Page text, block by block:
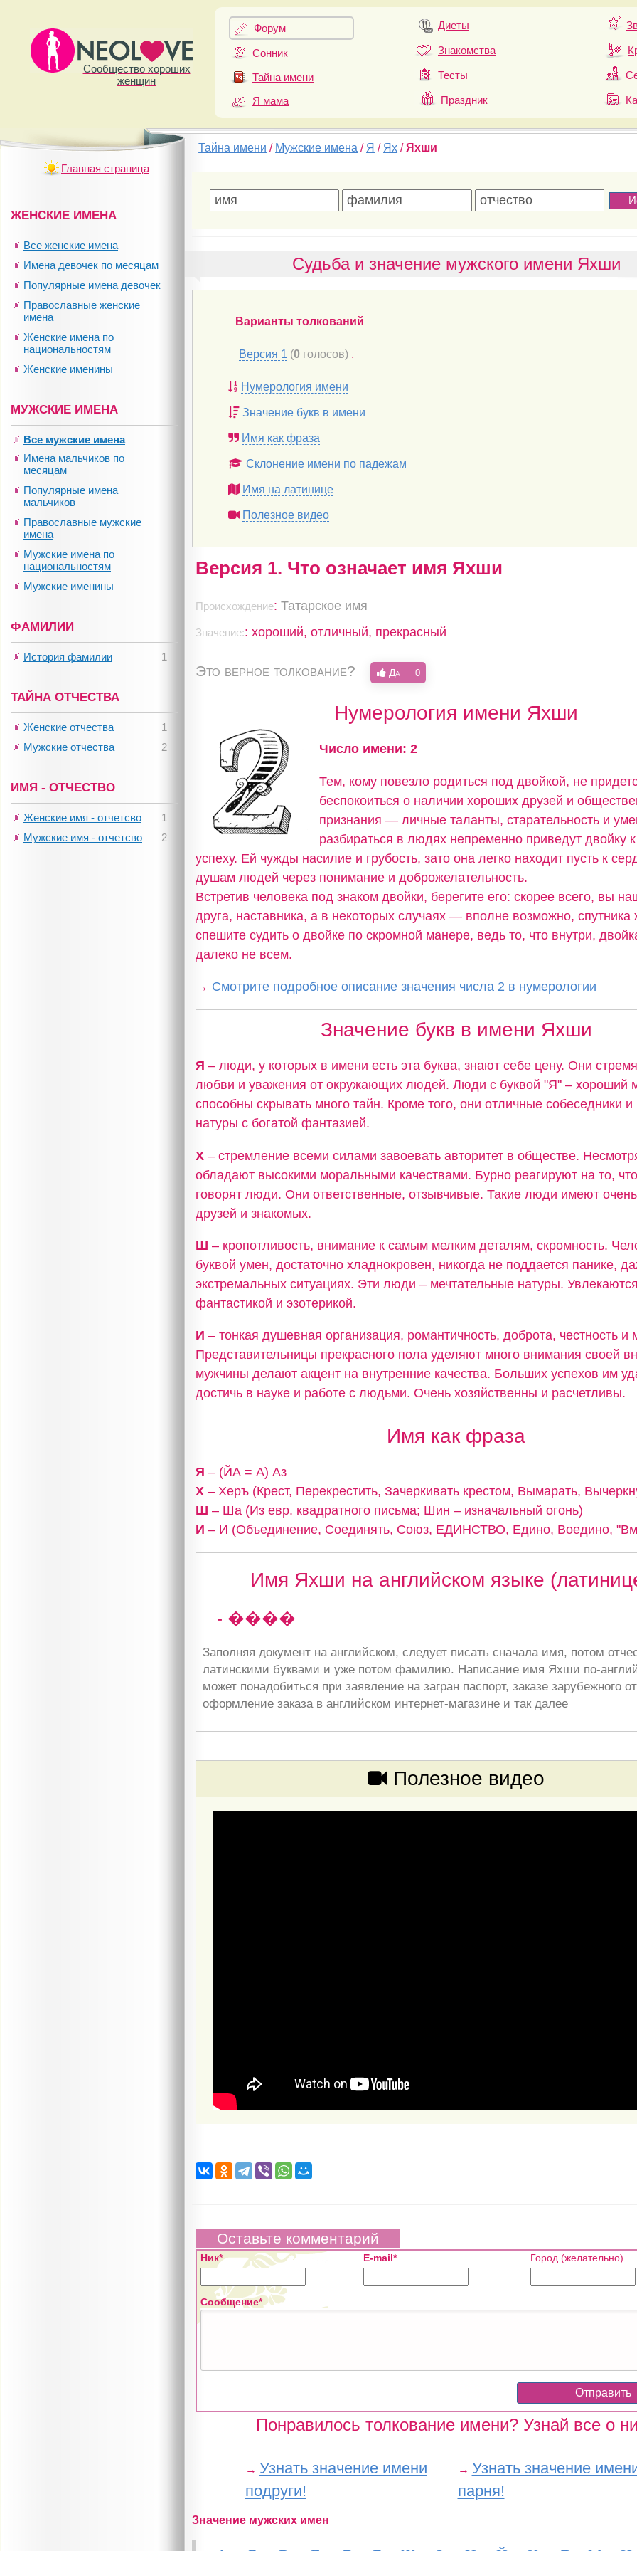
Сообщество хороших
женщин
Форум
Сонник
Тайна имени
Я мама
Диеты
Знакомства
Тесты
Праздник
Тайна имени / Мужские имена / Я / Ях /Яхши
Судьба и значение мужского имени Яхши
Варианты толкований
Версия 1 (0 голосов) ,
Нумерология имени
Значение букв в имени
Имя как фраза
Склонение имени по падежам
Имя на латинице
Полезное видео
Версия 1. Что означает имя Яхши
Происхождение:Татарское имя
Значение:: хороший, отличный, прекрасный
Это верное толкование? Да 0
Нумерология имени Яхши
Число имени: 2
Тем, кому повезло родиться под двойкой, не
беспокоиться о наличии хороших друзей и
признания — личные таланты, старательность и
разбираться в людях непременно приведут двойку
успеху. Ей чужды насилие и грубость, зато она легко находит пусть к
душам людей через понимание и доброжелательность.
Встретив человека под знаком двойки, берегите его: скорее всего, вы
друга, наставника, а в некоторых случаях — вполне возможно, спутника
спешите судить о двойке по скромной манере, ведь то, что внутри,
далеко не всем.
→ Смотрите подробное описание значения числа 2 в нумерологии
Значение букв в имени Яхши
Я – люди, у которых в имени есть эта буква, знают себе цену. Они
любви и уважения от окружающих людей. Люди с буквой "Я" – хороший
способны скрывать много тайн. Кроме того, они отличные собеседники
натуры с богатой фантазией.
Х – стремление всеми силами завоевать авторитет в обществе.
обладают высокими моральными качествами. Бурно реагируют на то,
говорят люди. Они ответственные, отзывчивые. Такие люди имеют
друзей и знакомых.
Ш – кропотливость, внимание к самым мелким деталям, скромность.
буквой умен, достаточно хладнокровен, никогда не поддается панике,
экстремальных ситуациях. Эти люди – мечтательные натуры. Увлекаются
фантастикой и эзотерикой.
И – тонкая душевная организация, романтичность, доброта, честность
Представительницы прекрасного пола уделяют много внимания своей
мужчины делают акцент на внутренние качества. Больших успехов им
достичь в науке и работе с людьми. Очень хозяйственны и расчетливы.
Имя как фраза
Я – (ЙА = А) Аз
Х – Херъ (Крест, Перекрестить, Зачеркивать крестом, Вымарать,
Ш – Ша (Из евр. квадратного письма; Шин – изначальный огонь)
И – И (Объединение, Соединять, Союз, ЕДИНСТВО, Едино, Воедино,
Имя Яхши на английском языке
- ����
Заполняя документ на английском, следует писать сначала имя, потом
латинскими буквами и уже потом фамилию. Написание имя Яхши по-
может понадобиться при заявление на загран паспорт, заказе зарубежного
оформление заказа в английском интернет-магазине и так далее
Полезное видео
Оставьте комментарий
Ник* E-mail* Город (желательно)
Сообщение*
Понравилось толкование имени? Узнай все о
→ Узнать значение имени
подруги!
→ Узнать значение
парня!
Значение мужских имен
Главная страница
ЖЕНСКИЕ ИМЕНА
Все женские имена
Имена девочек по месяцам
Популярные имена девочек
Православные женские
имена
Женские имена по
национальностям
Женские именины
МУЖСКИЕ ИМЕНА
Все мужские имена
Имена мальчиков по
месяцам
Популярные имена
мальчиков
Православные мужские
имена
Мужские имена по
национальностям
Мужские именины
ФАМИЛИИ
1
История фамилии
ТАЙНА ОТЧЕСТВА
1
Женские отчества
2
Мужские отчества
ИМЯ - ОТЧЕСТВО
1
Женские имя - отчетсво
2
Мужские имя - отчетсво